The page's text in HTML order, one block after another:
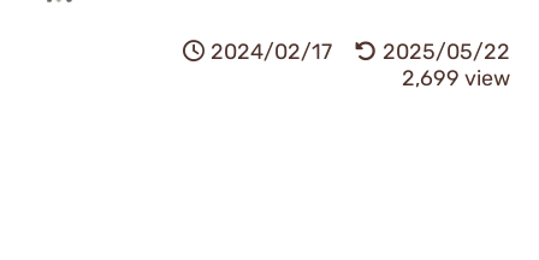
2024/02/17
2025/05/22
2,699 view